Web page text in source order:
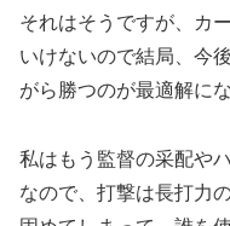
それはそうですが、カ
いけないので結局、今
がら勝つのが最適解に
私はもう監督の采配や
なので、打撃は長打力